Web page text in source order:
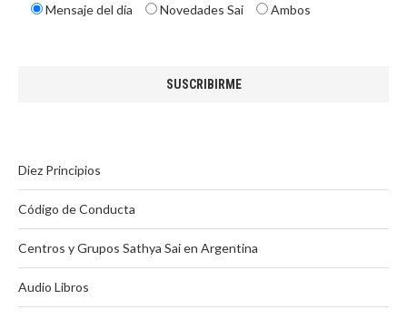
Mensaje del día Novedades Sai Ambos
Diez Principios
Código de Conducta
Centros y Grupos Sathya Sai en Argentina
Audio Libros